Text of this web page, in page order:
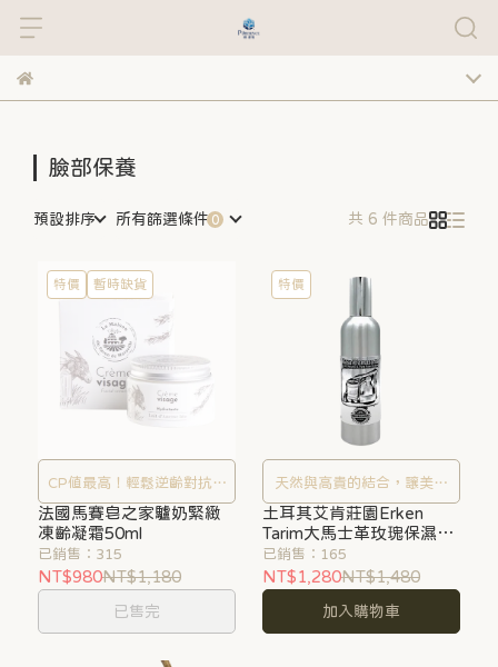
臉部保養
預設排序 所有篩選條件 共 6 件商品
特價 暫時缺貨
CP值最高！輕鬆逆齡對抗歲
月痕跡
法國馬賽皂之家驢奶緊緻
凍齡凝霜50ml
已銷售：315
NT$980NT$1,180
已售完
特價
天然與高貴的結合，讓美麗
從肌膚底層亮出來
土耳其艾肯莊園Erken
Tarim大馬士革玫瑰保濕呵
護純露250ml
已銷售：165
NT$1,280NT$1,480
加入購物車